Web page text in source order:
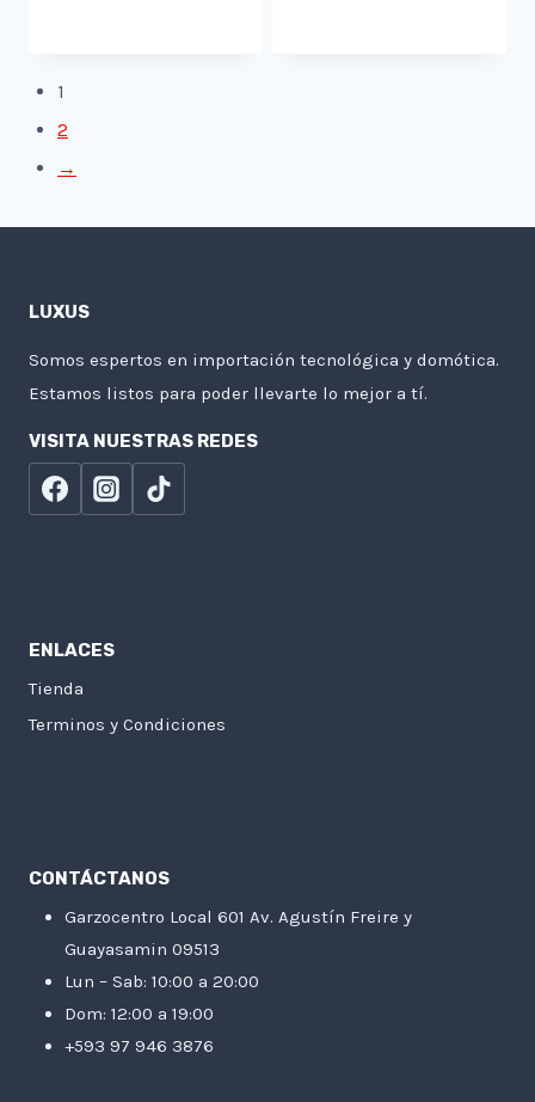
1
2
→
LUXUS
Somos espertos en importación tecnológica y domótica.
Estamos listos para poder llevarte lo mejor a tí.
VISITA NUESTRAS REDES
ENLACES
Tienda
Terminos y Condiciones
CONTÁCTANOS
Garzocentro Local 601 Av. Agustín Freire y
Guayasamin 09513
Lun – Sab: 10:00 a 20:00
Dom: 12:00 a 19:00
+593 97 946 3876